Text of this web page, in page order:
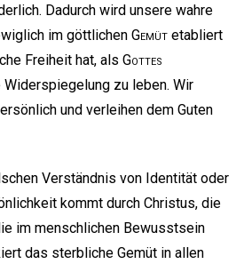
Dadurch wird unsere wahre
im göttlichen Gemüt etabliert
Freiheit hat, als Gottes
zu leben. Wir
und verleihen dem Guten
Verständnis von Identität oder
kommt durch Christus, die
im menschlichen Bewusstsein
das sterbliche Gemüt in allen